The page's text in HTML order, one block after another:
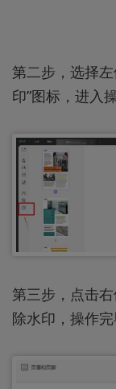
第二步，选择
印”图标，进入
第三步，点击
除水印，操作